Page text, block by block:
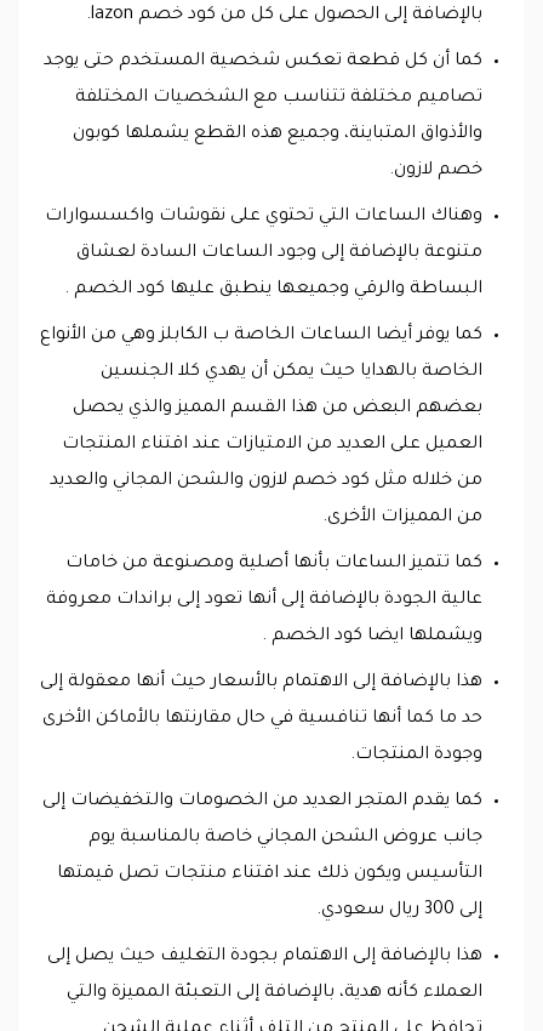
بالإضافة إلى الحصول على كل من كود خصم lazon.
كما أن كل قطعة تعكس شخصية المستخدم حتى يوجد
تصاميم مختلفة تتناسب مع الشخصيات المختلفة
والأذواق المتباينة، وجميع هذه القطع يشملها كوبون
خصم لازون.
وهناك الساعات التي تحتوي على نقوشات واكسسوارات
متنوعة بالإضافة إلى وجود الساعات السادة لعشاق
البساطة والرقي وجميعها ينطبق عليها كود الخصم .
كما يوفر أيضا الساعات الخاصة ب الكابلز وهي من الأنواع
الخاصة بالهدايا حيث يمكن أن يهدي كلا الجنسين
بعضهم البعض من هذا القسم المميز والذي يحصل
العميل على العديد من الامتيازات عند اقتناء المنتجات
من خلاله مثل كود خصم لازون والشحن المجاني والعديد
من المميزات الأخرى.
كما تتميز الساعات بأنها أصلية ومصنوعة من خامات
عالية الجودة بالإضافة إلى أنها تعود إلى براندات معروفة
ويشملها ايضا كود الخصم .
هذا بالإضافة إلى الاهتمام بالأسعار حيث أنها معقولة إلى
حد ما كما أنها تنافسية في حال مقارنتها بالأماكن الأخرى
وجودة المنتجات.
كما يقدم المتجر العديد من الخصومات والتخفيضات إلى
جانب عروض الشحن المجاني خاصة بالمناسبة يوم
التأسيس ويكون ذلك عند اقتناء منتجات تصل قيمتها
إلى 300 ريال سعودي.
هذا بالإضافة إلى الاهتمام بجودة التغليف حيث يصل إلى
العملاء كأنه هدية، بالإضافة إلى التعبئة المميزة والتي